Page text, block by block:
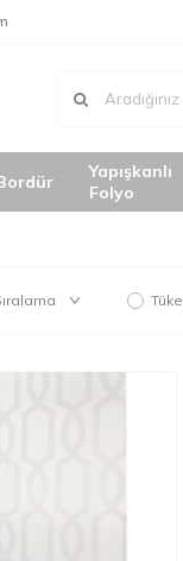
Yapışkanlı
Folyo